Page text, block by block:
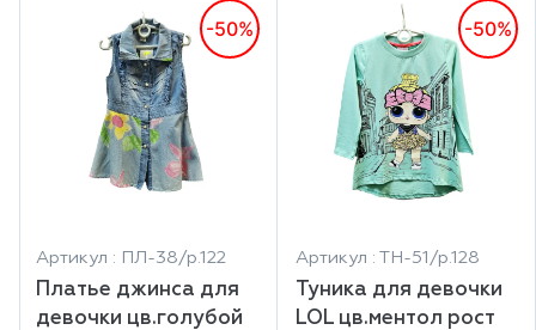
-50%
Артикул : ПЛ-38/р.122
Платье джинса для
девочки цв.голубой
-50%
Артикул : ТН-51/р.128
Туника для девочки
LOL цв.ментол рост